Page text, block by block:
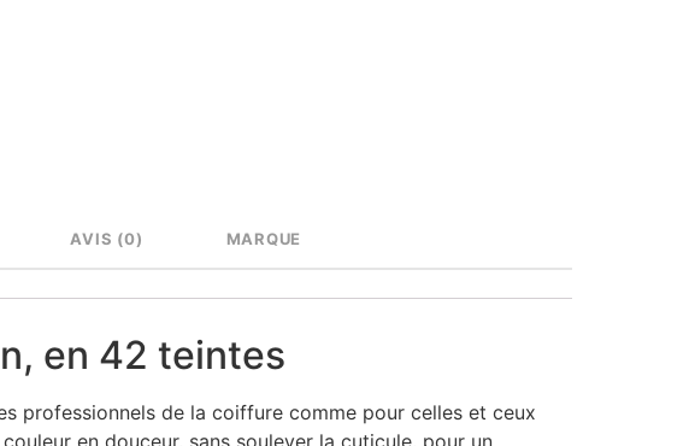
AVIS (0) MARQUE
en 42 teintes
professionnels de la coiffure comme pour celles et ceux
en douceur, sans soulever la cuticule, pour un